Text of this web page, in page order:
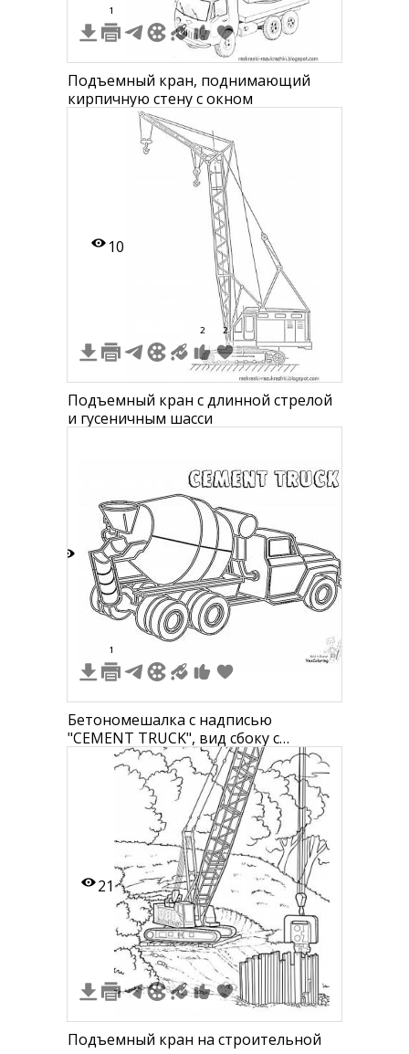
1
Подъемный кран, поднимающий
кирпичную стену с окном
10
2 2
Подъемный кран с длинной стрелой
и гусеничным шасси
1
Бетономешалка с надписью
"CEMENT TRUCK", вид сбоку с
колесами и барабаном для цемента
21
Подъемный кран на строительной